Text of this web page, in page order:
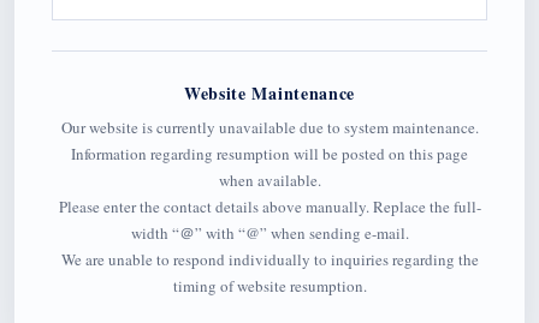
Website Maintenance
Our website is currently unavailable due to system maintenance.
Information regarding resumption will be posted on this page
when available.
Please enter the contact details above manually. Replace the full-
width “＠” with “@” when sending e-mail.
We are unable to respond individually to inquiries regarding the
timing of website resumption.